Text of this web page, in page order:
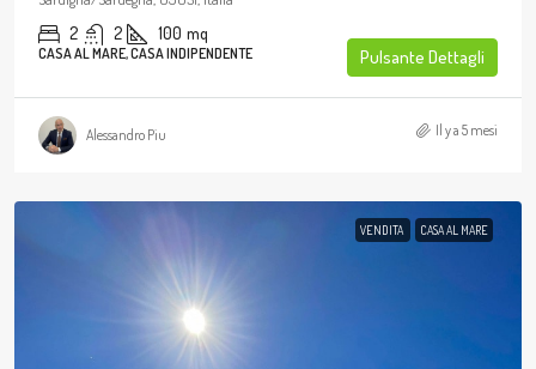
2 2 100 mq
CASA AL MARE, CASA INDIPENDENTE Pulsante Dettagli
Alessandro Piu Il y a 5 mesi
VENDITA CASA AL MARE